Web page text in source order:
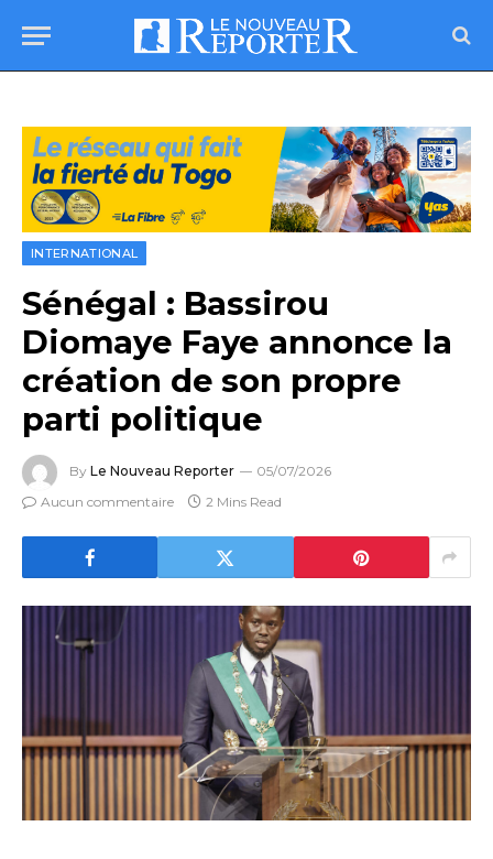
INTERNATIONAL
Sénégal : Bassirou
Diomaye Faye annonce la
création de son propre
parti politique
By Le Nouveau Reporter
05/07/2026
Aucun commentaire
2 Mins Read